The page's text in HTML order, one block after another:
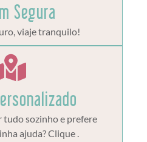
Segura
viaje tranquilo!
tudo sozinho e prefere
ajuda? Clique .